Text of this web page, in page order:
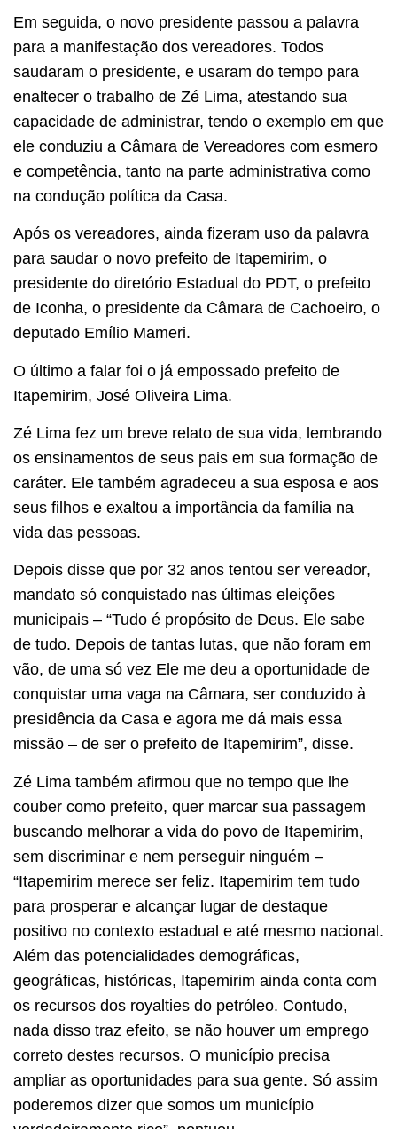
Em seguida, o novo presidente passou a palavra
para a manifestação dos vereadores. Todos
saudaram o presidente, e usaram do tempo para
enaltecer o trabalho de Zé Lima, atestando sua
capacidade de administrar, tendo o exemplo em que
ele conduziu a Câmara de Vereadores com esmero
e competência, tanto na parte administrativa como
na condução política da Casa.
Após os vereadores, ainda fizeram uso da palavra
para saudar o novo prefeito de Itapemirim, o
presidente do diretório Estadual do PDT, o prefeito
de Iconha, o presidente da Câmara de Cachoeiro, o
deputado Emílio Mameri.
O último a falar foi o já empossado prefeito de
Itapemirim, José Oliveira Lima.
Zé Lima fez um breve relato de sua vida, lembrando
os ensinamentos de seus pais em sua formação de
caráter. Ele também agradeceu a sua esposa e aos
seus filhos e exaltou a importância da família na
vida das pessoas.
Depois disse que por 32 anos tentou ser vereador,
mandato só conquistado nas últimas eleições
municipais – “Tudo é propósito de Deus. Ele sabe
de tudo. Depois de tantas lutas, que não foram em
vão, de uma só vez Ele me deu a oportunidade de
conquistar uma vaga na Câmara, ser conduzido à
presidência da Casa e agora me dá mais essa
missão – de ser o prefeito de Itapemirim”, disse.
Zé Lima também afirmou que no tempo que lhe
couber como prefeito, quer marcar sua passagem
buscando melhorar a vida do povo de Itapemirim,
sem discriminar e nem perseguir ninguém –
“Itapemirim merece ser feliz. Itapemirim tem tudo
para prosperar e alcançar lugar de destaque
positivo no contexto estadual e até mesmo nacional.
Além das potencialidades demográficas,
geográficas, históricas, Itapemirim ainda conta com
os recursos dos royalties do petróleo. Contudo,
nada disso traz efeito, se não houver um emprego
correto destes recursos. O município precisa
ampliar as oportunidades para sua gente. Só assim
poderemos dizer que somos um município